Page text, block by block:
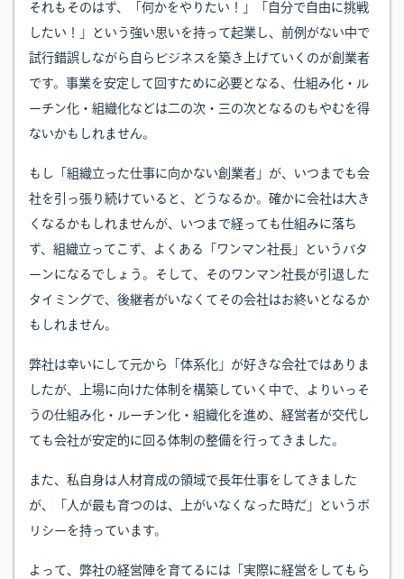
それもそのはず、「何かをやりたい！」「自分で自由に挑戦
したい！」という強い思いを持って起業し、前例がない中で
試行錯誤しながら自らビジネスを築き上げていくのが創業者
です。事業を安定して回すために必要となる、仕組み化・ル
ーチン化・組織化などは二の次・三の次となるのもやむを得
ないかもしれません。
もし「組織立った仕事に向かない創業者」が、いつまでも会
社を引っ張り続けていると、どうなるか。確かに会社は大き
くなるかもしれませんが、いつまで経っても仕組みに落ち
ず、組織立ってこず、よくある「ワンマン社長」というパタ
ーンになるでしょう。そして、そのワンマン社長が引退した
タイミングで、後継者がいなくてその会社はお終いとなるか
もしれません。
弊社は幸いにして元から「体系化」が好きな会社ではありま
したが、上場に向けた体制を構築していく中で、よりいっそ
うの仕組み化・ルーチン化・組織化を進め、経営者が交代し
ても会社が安定的に回る体制の整備を行ってきました。
また、私自身は人材育成の領域で長年仕事をしてきました
が、「人が最も育つのは、上がいなくなった時だ」というポ
リシーを持っています。
よって、弊社の経営陣を育てるには「実際に経営をしてもら